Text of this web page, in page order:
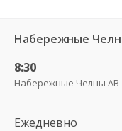
8:30
Набережные Челны АВ
Ежедневно